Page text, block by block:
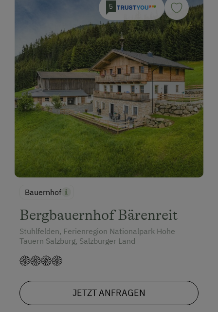
5
Bauernhof
Bergbauernhof Bärenreit
Stuhlfelden, Ferienregion Nationalpark Hohe
Tauern Salzburg, Salzburger Land
JETZT ANFRAGEN